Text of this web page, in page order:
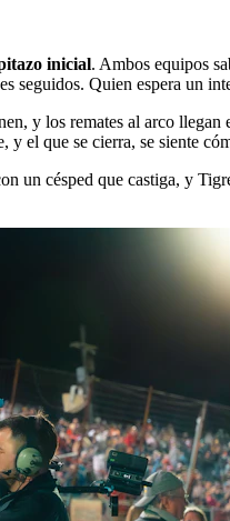
inicial. Ambos equipos
seguidos. Quien espera un
y los remates al arco
y el que se cierra, se siente
un césped que castiga, y